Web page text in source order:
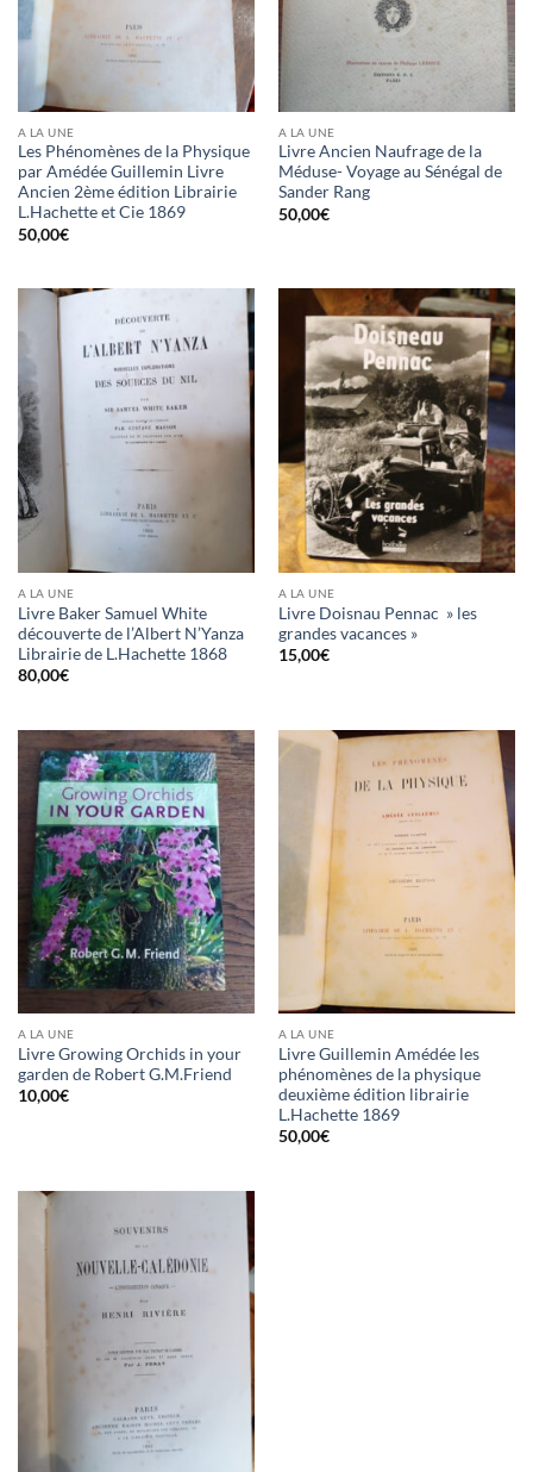
A LA UNE
Les Phénomènes de la Physique
par Amédée Guillemin Livre
Ancien 2ème édition Librairie
L.Hachette et Cie 1869
50,00€
A LA UNE
Livre Ancien Naufrage de la
Méduse- Voyage au Sénégal de
Sander Rang
50,00€
A LA UNE
Livre Baker Samuel White
découverte de l’Albert N’Yanza
Librairie de L.Hachette 1868
80,00€
A LA UNE
Livre Doisnau Pennac » les
grandes vacances »
15,00€
A LA UNE
Livre Growing Orchids in your
garden de Robert G.M.Friend
10,00€
A LA UNE
Livre Guillemin Amédée les
phénomènes de la physique
deuxième édition librairie
L.Hachette 1869
50,00€